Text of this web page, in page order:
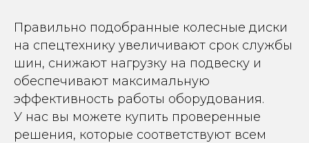
Правильно подобранные колесные диски
на спецтехнику увеличивают срок службы
шин, снижают нагрузку на подвеску и
обеспечивают максимальную
эффективность работы оборудования.
У нас вы можете купить проверенные
решения, которые соответствуют всем